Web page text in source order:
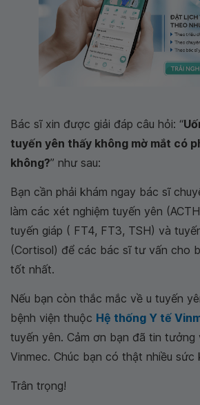
Bác sĩ xin được giải đáp câu hỏi: “
tuyến yên thấy không mờ mắt có
không?” như sau:
Bạn cần phải khám ngay bác sĩ
làm các xét nghiệm tuyến yên
tuyến giáp ( FT4, FT3, TSH) và
(Cortisol) để các bác sĩ tư vấn cho
tốt nhất.
Nếu bạn còn thắc mắc về u tuyến
bệnh viện thuộc Hệ thống Y tế
tuyến yên. Cảm ơn bạn đã tin tưởng
Vinmec. Chúc bạn có thật nhiều sức
Trân trọng!